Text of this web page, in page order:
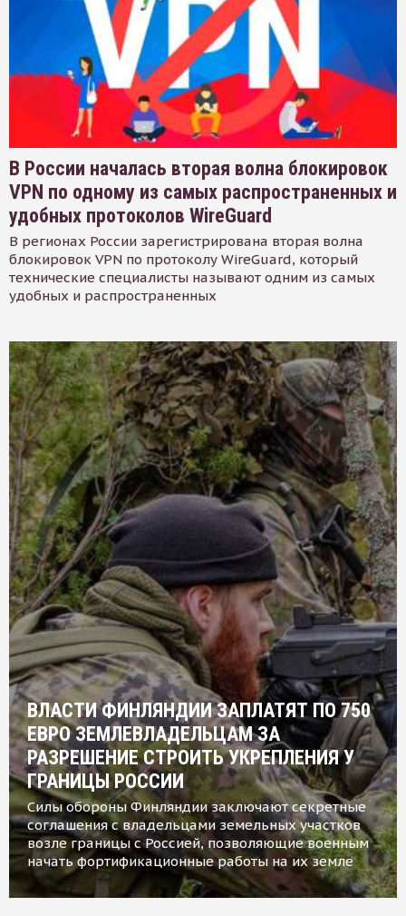
В России началась вторая волна блокировок
VPN по одному из самых распространенных и
удобных протоколов WireGuard
В регионах России зарегистрирована вторая волна
блокировок VPN по протоколу WireGuard, который
технические специалисты называют одним из самых
удобных и распространенных
ВЛАСТИ ФИНЛЯНДИИ ЗАПЛАТЯТ ПО 750
ЕВРО ЗЕМЛЕВЛАДЕЛЬЦАМ ЗА
РАЗРЕШЕНИЕ СТРОИТЬ УКРЕПЛЕНИЯ У
ГРАНИЦЫ РОССИИ
Силы обороны Финляндии заключают секретные
соглашения с владельцами земельных участков
возле границы с Россией, позволяющие военным
начать фортификационные работы на их земле